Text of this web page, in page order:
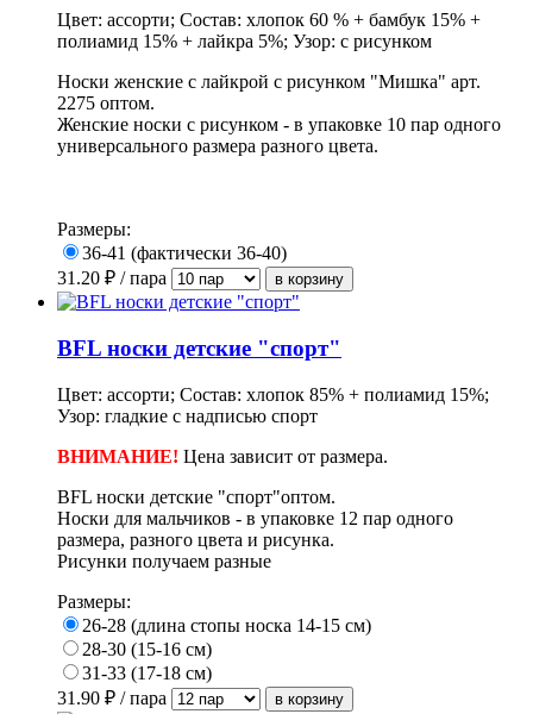
Цвет: ассорти; Состав: хлопок 60 % + бамбук 15% +
полиамид 15% + лайкра 5%; Узор: с рисунком
Носки женские с лайкрой с рисунком "Мишка" арт.
2275 оптом.
Женские носки с рисунком - в упаковке 10 пар одного
универсального размера разного цвета.
Размеры:
36-41 (фактически 36-40)
31.20 ₽ / пара
BFL носки детские "спорт"
Цвет: ассорти; Состав: хлопок 85% + полиамид 15%;
Узор: гладкие с надписью спорт
ВНИМАНИЕ! Цена зависит от размера.
BFL носки детские "спорт"оптом.
Носки для мальчиков - в упаковке 12 пар одного
размера, разного цвета и рисунка.
Рисунки получаем разные
Размеры:
26-28 (длина стопы носка 14-15 см)
28-30 (15-16 см)
31-33 (17-18 см)
31.90 ₽ / пара